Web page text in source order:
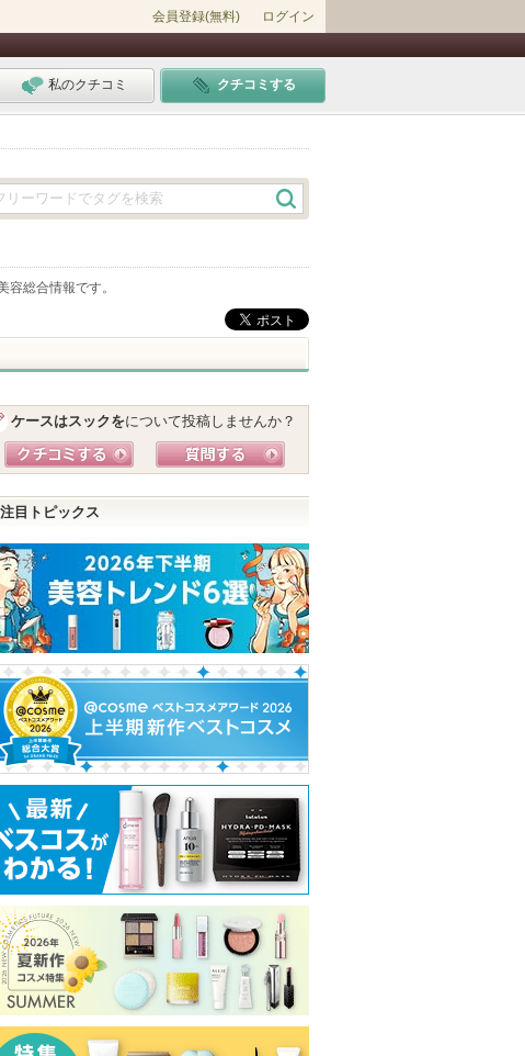
会員登録(無料) ログイン
私のクチコミ クチコミする
容総合情報です。
ケースはスックをについて投稿しませんか？
注目トピックス